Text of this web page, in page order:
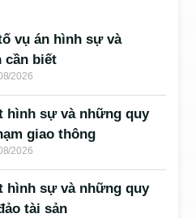
vụ án hình sự và
cần biết
2026
hình sự và những quy
giao thông
2026
hình sự và những quy
tài sản